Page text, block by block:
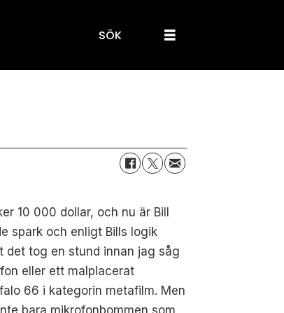
SÖK
10 000 dollar, och nu är Bill
spark och enligt Bills logik
det tog en stund innan jag såg
eller ett malplacerat
66 i kategorin metafilm. Men